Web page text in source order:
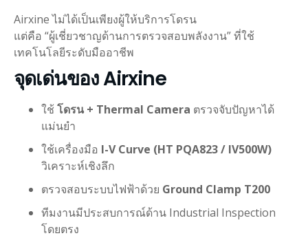
Airxine ไม่ได้เป็นเพียงผู้ให้บริการโดรน
แต่คือ “ผู้เชี่ยวชาญด้านการตรวจสอบพลังงาน” ที่ใช้
เทคโนโลยีระดับมืออาชีพ
จุดเด่นของ Airxine
ใช้ โดรน + Thermal Camera ตรวจจับปัญหาได้
แม่นยำ
ใช้เครื่องมือ I-V Curve (HT PQA823 / IV500W)
วิเคราะห์เชิงลึก
ตรวจสอบระบบไฟฟ้าด้วย Ground Clamp T200
ทีมงานมีประสบการณ์ด้าน Industrial Inspection
โดยตรง